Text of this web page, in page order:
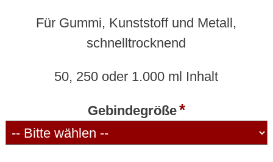
Für Gummi, Kunststoff und Metall,
schnelltrocknend
50, 250 oder 1.000 ml Inhalt
Gebindegröße